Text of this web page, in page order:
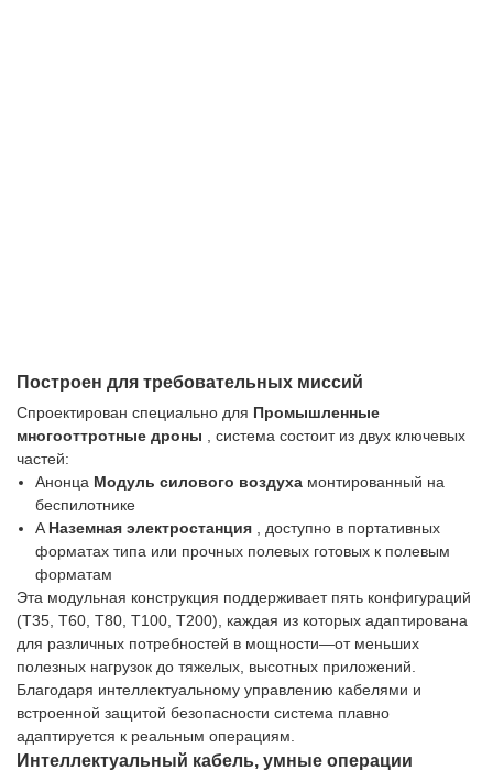
Построен для требовательных миссий
Спроектирован специально для Промышленные
многооттротные дроны , система состоит из двух ключевых
частей:
Анонца Модуль силового воздуха монтированный на
беспилотнике
AНаземная электростанция , доступно в портативных
форматах типа или прочных полевых готовых к полевым
форматам
Эта модульная конструкция поддерживает пять конфигураций
(T35, T60, T80, T100, T200), каждая из которых адаптирована
для различных потребностей в мощности—от меньших
полезных нагрузок до тяжелых, высотных приложений.
Благодаря интеллектуальному управлению кабелями и
встроенной защитой безопасности система плавно
адаптируется к реальным операциям.
Интеллектуальный кабель, умные операции